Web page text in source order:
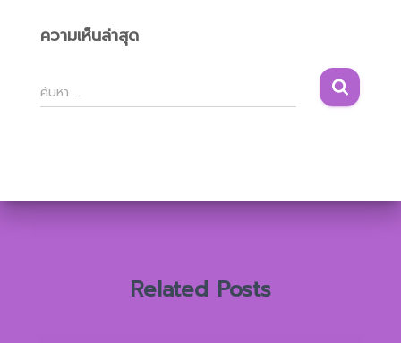
ความเห็นล่าสุด
ค้
น
ห
ค้นหา …
Related Posts